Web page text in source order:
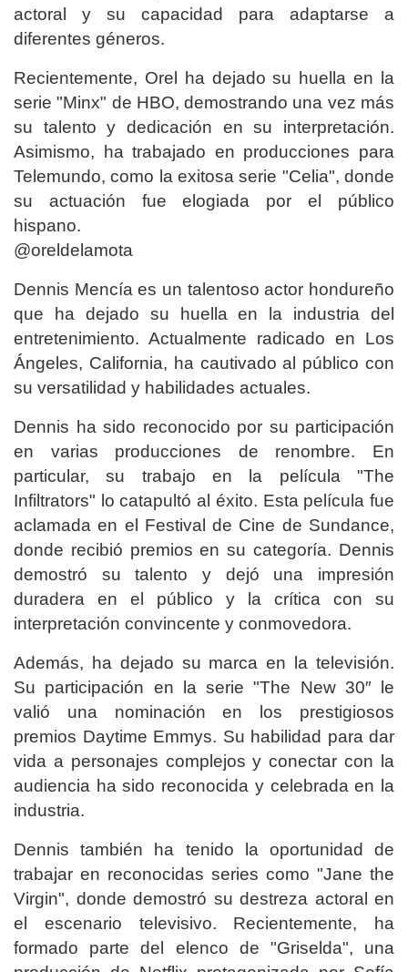
actoral y su capacidad para adaptarse a
diferentes géneros.
Recientemente, Orel ha dejado su huella en la
serie "Minx" de HBO, demostrando una vez más
su talento y dedicación en su interpretación.
Asimismo, ha trabajado en producciones para
Telemundo, como la exitosa serie "Celia", donde
su actuación fue elogiada por el público
hispano.
@oreldelamota
Dennis Mencía es un talentoso actor hondureño
que ha dejado su huella en la industria del
entretenimiento. Actualmente radicado en Los
Ángeles, California, ha cautivado al público con
su versatilidad y habilidades actuales.
Dennis ha sido reconocido por su participación
en varias producciones de renombre. En
particular, su trabajo en la película "The
Infiltrators" lo catapultó al éxito. Esta película fue
aclamada en el Festival de Cine de Sundance,
donde recibió premios en su categoría. Dennis
demostró su talento y dejó una impresión
duradera en el público y la crítica con su
interpretación convincente y conmovedora.
Además, ha dejado su marca en la televisión.
Su participación en la serie "The New 30″ le
valió una nominación en los prestigiosos
premios Daytime Emmys. Su habilidad para dar
vida a personajes complejos y conectar con la
audiencia ha sido reconocida y celebrada en la
industria.
Dennis también ha tenido la oportunidad de
trabajar en reconocidas series como "Jane the
Virgin", donde demostró su destreza actoral en
el escenario televisivo. Recientemente, ha
formado parte del elenco de "Griselda", una